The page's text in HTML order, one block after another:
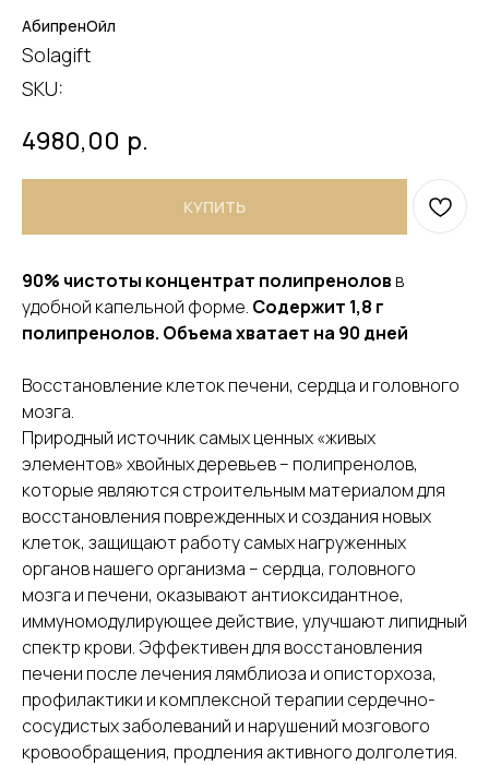
АбипренОйл
Solagift
SKU:
4980,00 р.
КУПИТЬ
90% чистоты концентрат полипренолов в
удобной капельной форме. Содержит 1,8 г
полипренолов. Объема хватает на 90 дней
Восстановление клеток печени, сердца и головного
мозга.
Природный источник самых ценных «живых
элементов» хвойных деревьев – полипренолов,
которые являются строительным материалом для
восстановления поврежденных и создания новых
клеток, защищают работу самых нагруженных
органов нашего организма – сердца, головного
мозга и печени, оказывают антиоксидантное,
иммуномодулирующее действие, улучшают липидный
спектр крови. Эффективен для восстановления
печени после лечения лямблиоза и описторхоза,
профилактики и комплексной терапии сердечно-
сосудистых заболеваний и нарушений мозгового
кровообращения, продления активного долголетия.